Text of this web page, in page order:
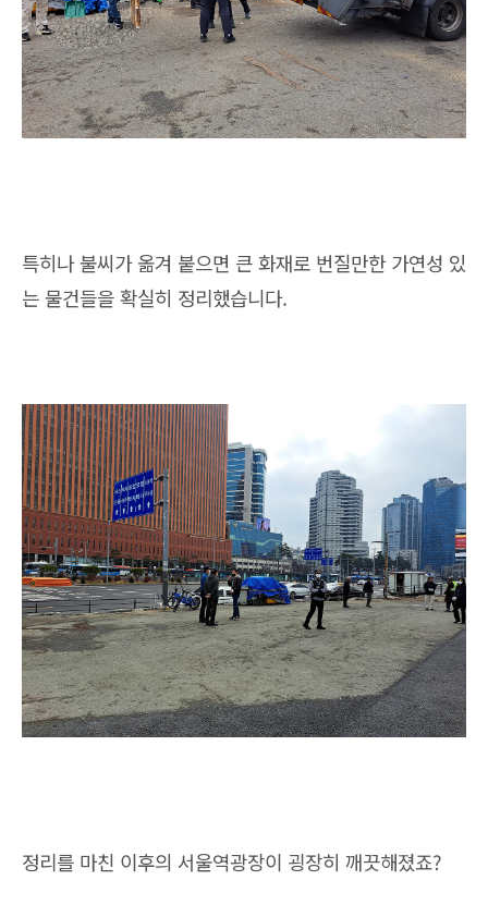
특히나 불씨가 옮겨 붙으면 큰 화재로 번질만한 가연성 있
는 물건들을 확실히 정리했습니다.
정리를 마친 이후의 서울역광장이 굉장히 깨끗해졌죠?